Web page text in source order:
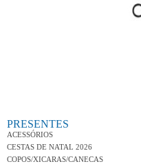
PRESENTES
ACESSÓRIOS
CESTAS DE NATAL 2026
COPOS/XICARAS/CANECAS